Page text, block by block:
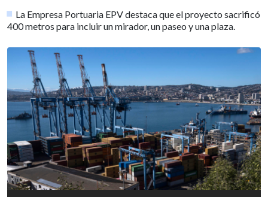
La Empresa Portuaria EPV destaca que el proyecto sacrificó
400 metros para incluir un mirador, un paseo y una plaza.